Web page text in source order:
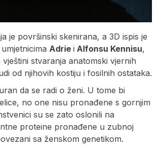
je površinski skenirana, a 3D ispis je
Adrie i Alfonsu Kennisu,
stvaranja anatomski vjernih
od njihovih kostiju i fosilnih ostataka.
da se radi o ženi. U tome bi
no one nisu pronađene s gornjim
su se zato oslonili na
proteine pronađene u zubnoj
sa ženskom genetikom.